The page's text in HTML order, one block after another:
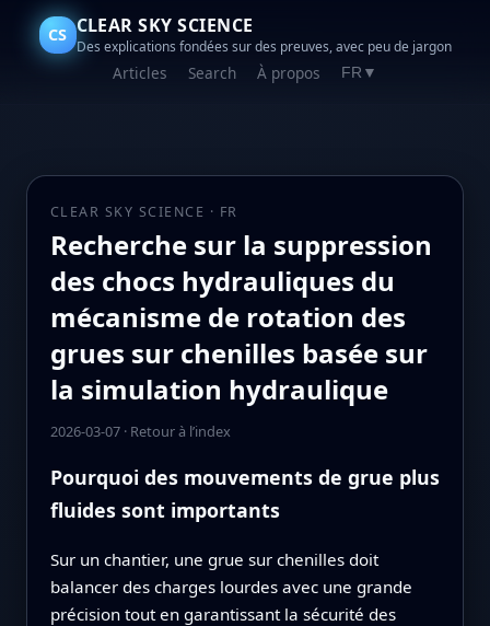
CS CLEAR SKY SCIENCE
Des explications fondées sur des preuves, avec peu de jargon
Articles Search À propos FR ▼
CLEAR SKY SCIENCE · FR
Recherche sur la suppression
des chocs hydrauliques du
mécanisme de rotation des
grues sur chenilles basée sur
la simulation hydraulique
2026-03-07· Retour à l’index
Pourquoi des mouvements de grue plus
fluides sont importants
Sur un chantier, une grue sur chenilles doit
balancer des charges lourdes avec une grande
précision tout en garantissant la sécurité des